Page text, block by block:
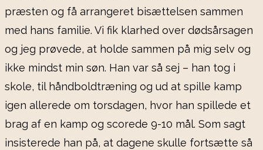
præsten og få arrangeret bisættelsen sammen
med hans familie. Vi fik klarhed over dødsårsagen
og jeg prøvede, at holde sammen på mig selv og
ikke mindst min søn. Han var så sej – han tog i
skole, til håndboldtræning og ud at spille kamp
igen allerede om torsdagen, hvor han spillede et
brag af en kamp og scorede 9-10 mål. Som sagt
insisterede han på, at dagene skulle fortsætte så